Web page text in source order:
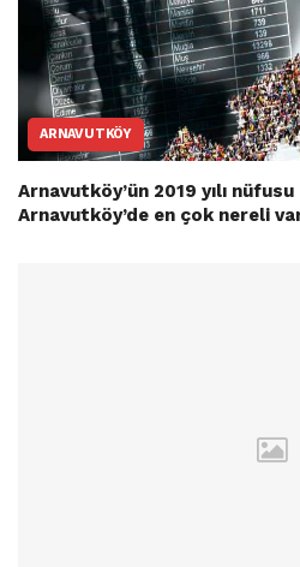
ARNAVUTKÖY
Arnavutköy’ün 2019 yılı nüfusu
Arnavutköy’de en çok nereli